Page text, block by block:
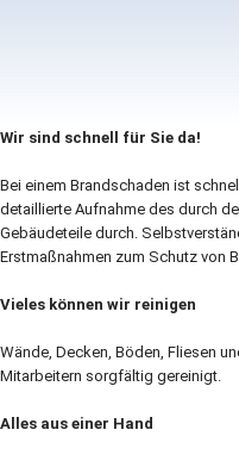
Wir sind schnell für Sie da!
Bei einem Brandschaden ist
detaillierte Aufnahme des durch
Gebäudeteile durch.
Erstmaßnahmen zum Schutz von
Vieles können wir reinigen
Wände, Decken, Böden, Fliesen
Mitarbeitern sorgfältig gereinigt.
Alles aus einer Hand